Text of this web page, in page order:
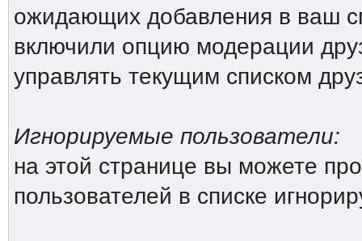
ожидающих добавления в ваш
включили опцию модерации
управлять текущим списком
Игнорируемые пользователи:
на этой странице вы можете
пользователей в списке